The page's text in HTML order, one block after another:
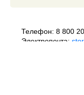
Телефон: 8 800
Электропочта: